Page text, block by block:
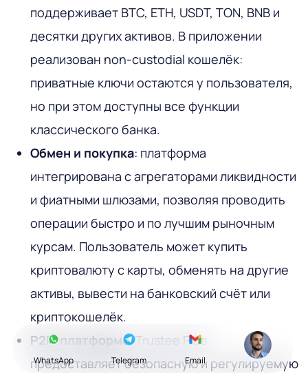
поддерживает BTC, ETH, USDT, TON, BNB и
десятки других активов. В приложении
реализован non-custodial кошелёк:
приватные ключи остаются у пользователя,
но при этом доступны все функции
классического банка.
Обмен и покупка: платформа
интегрирована с агрегаторами ликвидности
и фиатными шлюзами, позволяя проводить
операции быстро и по лучшим рыночным
курсам. Пользователь может купить
криптовалюту с карты, обменять на другие
активы, вывести на банковский счёт или
криптокошелёк.
P2P-платформа: Trustee Plus
предоставляет безопасную и регулируемую
WhatsApp Telegram Email